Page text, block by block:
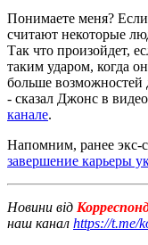
Понимаете меня?
считают некоторые
Так что произойдет,
таким ударом, когда
больше возможностей
- сказал Джонс в
канале.
Напомним, ранее экс-
завершение карьеры
Новини від
наш канал https://t.me/